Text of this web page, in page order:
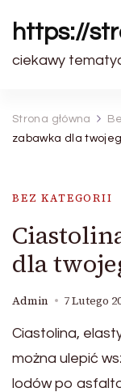
https://
ciekawy
Strona główna
zabawka dla
BEZ KATEGORII
dla
Admin 7 Lutego
Ciastolina,
można ulepić
lodów po